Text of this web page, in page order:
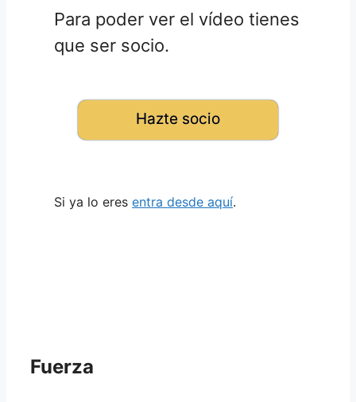
Para poder ver el vídeo tienes
que ser socio.
Hazte socio
Si ya lo eres entra desde aquí.
Fuerza